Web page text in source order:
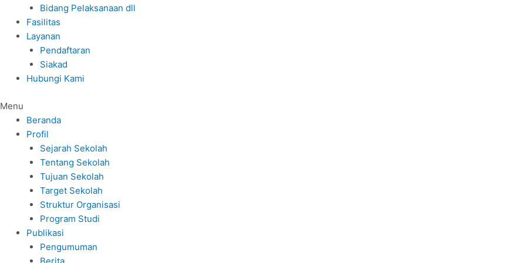
Bidang Pelaksanaan dll
Fasilitas
Layanan
Pendaftaran
Siakad
Hubungi Kami
Menu
Beranda
Profil
Sejarah Sekolah
Tentang Sekolah
Tujuan Sekolah
Target Sekolah
Struktur Organisasi
Program Studi
Publikasi
Pengumuman